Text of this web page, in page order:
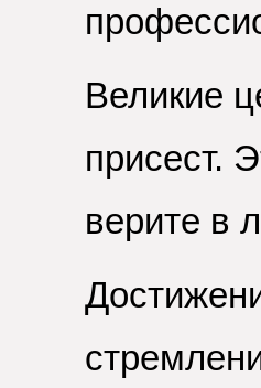
Великие
присест.
верите в